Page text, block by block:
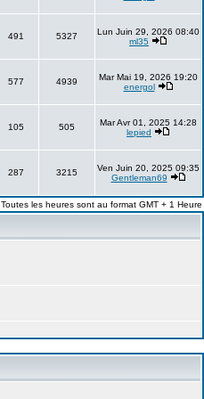
491 5327
Lun Juin 29, 2026 08:40
ml35
577 4939
Mar Mai 19, 2026 19:20
energol
105 505
Mar Avr 01, 2025 14:28
lepied
287 3215
Ven Juin 20, 2025 09:35
Gentleman69
Toutes les heures sont au format GMT + 1 Heure